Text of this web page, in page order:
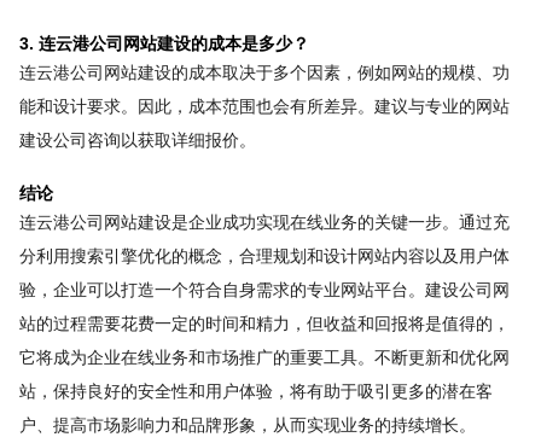
3. 连云港公司网站建设的成本是多少？
连云港公司网站建设的成本取决于多个因素，例如网站的规模、功
能和设计要求。因此，成本范围也会有所差异。建议与专业的网站
建设公司咨询以获取详细报价。
结论
连云港公司网站建设是企业成功实现在线业务的关键一步。通过充
分利用搜索引擎优化的概念，合理规划和设计网站内容以及用户体
验，企业可以打造一个符合自身需求的专业网站平台。建设公司网
站的过程需要花费一定的时间和精力，但收益和回报将是值得的，
它将成为企业在线业务和市场推广的重要工具。不断更新和优化网
站，保持良好的安全性和用户体验，将有助于吸引更多的潜在客
户、提高市场影响力和品牌形象，从而实现业务的持续增长。